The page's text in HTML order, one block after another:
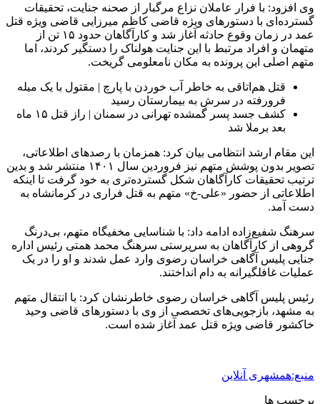
وی افزود: با فرار عاملان نزاع مرگبار از صحنه جنایت، تحقیقات
گسترده‌ای با دستورهای ویژه قاضی کاظم میرزایی قاضی ویژه قتل
عمد در زمان وقوع حادثه آغاز شد و کارآگاهان حدود ۱۵ تن از
متهمان و افراد مرتبط با این جنایت هولناک را دستگیر کردند، اما
متهم اصلی این پرونده به مکان نامعلومی گریخت.
قتل هم‌اتاقی به خاطر آب خوردن با پارچ | مقتول با یک میله
فرورفته در سرش به بیمارستان رسید
کشف جسد پسر گمشده تهرانی در سمنان | راز قتل ۱۵ ماه
بعد برملا شد
این مقام ارشد انتظامی بیان کرد: همزمان با رصدهای اطلاعاتی،
تصویر بدون پوشش متهم نیز فروردین سال ۱۴۰۱ منتشر شد و بدین
ترتیب تحقیقات کارآگاهان شکل گسترده‌تری به خود گرفت تا اینکه
اطلاعاتی از حضور «علی-خ» متهم به قتل فراری در کرمانشاه به
دست آمد.
سرهنگ شفیع‌زاده ادامه داد: با شناسایی مخفیگاه متهم، بی‌درنگ
گروهی از کارآگاهان به سرپرستی سرهنگ محمد همتی رئیس اداره
جنایی پلیس آگاهی خراسان رضوی وارد عمل شدند و او را در یک
عملیات غافلگیرانه به دام انداختند.
رئیس پلیس آگاهی خراسان رضوی خاطرنشان کرد: با انتقال متهم
به مشهد، بازجویی‌های تخصصی از وی با دستورهای قاضی وحید
خاکشور قاضی ویژه قتل عمد آغاز شده است.
منبع:همشهری آنلاین
برچسب ها